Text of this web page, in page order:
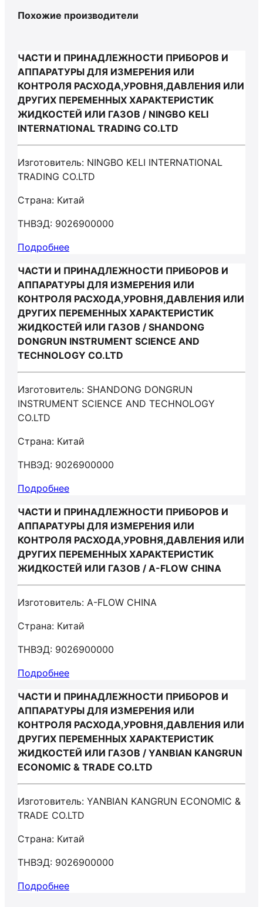
Похожие производители
ЧАСТИ И ПРИНАДЛЕЖНОСТИ ПРИБОРОВ И
АППАРАТУРЫ ДЛЯ ИЗМЕРЕНИЯ ИЛИ
КОНТРОЛЯ РАСХОДА,УРОВНЯ,ДАВЛЕНИЯ ИЛИ
ДРУГИХ ПЕРЕМЕННЫХ ХАРАКТЕРИСТИК
ЖИДКОСТЕЙ ИЛИ ГАЗОВ / NINGBO KELI
INTERNATIONAL TRADING CO.LTD
Изготовитель: NINGBO KELI INTERNATIONAL
TRADING CO.LTD
Страна: Китай
ТНВЭД: 9026900000
Подробнее
ЧАСТИ И ПРИНАДЛЕЖНОСТИ ПРИБОРОВ И
АППАРАТУРЫ ДЛЯ ИЗМЕРЕНИЯ ИЛИ
КОНТРОЛЯ РАСХОДА,УРОВНЯ,ДАВЛЕНИЯ ИЛИ
ДРУГИХ ПЕРЕМЕННЫХ ХАРАКТЕРИСТИК
ЖИДКОСТЕЙ ИЛИ ГАЗОВ / SHANDONG
DONGRUN INSTRUMENT SCIENCE AND
TECHNOLOGY CO.LTD
Изготовитель: SHANDONG DONGRUN
INSTRUMENT SCIENCE AND TECHNOLOGY
CO.LTD
Страна: Китай
ТНВЭД: 9026900000
Подробнее
ЧАСТИ И ПРИНАДЛЕЖНОСТИ ПРИБОРОВ И
АППАРАТУРЫ ДЛЯ ИЗМЕРЕНИЯ ИЛИ
КОНТРОЛЯ РАСХОДА,УРОВНЯ,ДАВЛЕНИЯ ИЛИ
ДРУГИХ ПЕРЕМЕННЫХ ХАРАКТЕРИСТИК
ЖИДКОСТЕЙ ИЛИ ГАЗОВ / A-FLOW CHINA
Изготовитель: A-FLOW CHINA
Страна: Китай
ТНВЭД: 9026900000
Подробнее
ЧАСТИ И ПРИНАДЛЕЖНОСТИ ПРИБОРОВ И
АППАРАТУРЫ ДЛЯ ИЗМЕРЕНИЯ ИЛИ
КОНТРОЛЯ РАСХОДА,УРОВНЯ,ДАВЛЕНИЯ ИЛИ
ДРУГИХ ПЕРЕМЕННЫХ ХАРАКТЕРИСТИК
ЖИДКОСТЕЙ ИЛИ ГАЗОВ / YANBIAN KANGRUN
ECONOMIC & TRADE CO.LTD
Изготовитель: YANBIAN KANGRUN ECONOMIC &
TRADE CO.LTD
Страна: Китай
ТНВЭД: 9026900000
Подробнее